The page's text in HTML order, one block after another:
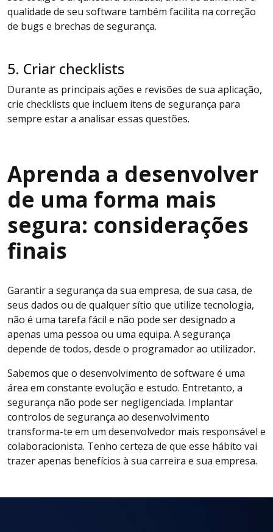
qualidade de seu software também facilita na correção
de bugs e brechas de segurança.
5. Criar checklists
Durante as principais ações e revisões de sua aplicação,
crie checklists que incluem itens de segurança para
sempre estar a analisar essas questões.
Aprenda a desenvolver
de uma forma mais
segura: considerações
finais
Garantir a segurança da sua empresa, de sua casa, de
seus dados ou de qualquer sítio que utilize tecnologia,
não é uma tarefa fácil e não pode ser designado a
apenas uma pessoa ou uma equipa. A segurança
depende de todos, desde o programador ao utilizador.
Sabemos que o desenvolvimento de software é uma
área em constante evolução e estudo. Entretanto, a
segurança não pode ser negligenciada. Implantar
controlos de segurança ao desenvolvimento
transforma-te em um desenvolvedor mais responsável e
colaboracionista. Tenho certeza de que esse hábito vai
trazer apenas benefícios à sua carreira e sua empresa.